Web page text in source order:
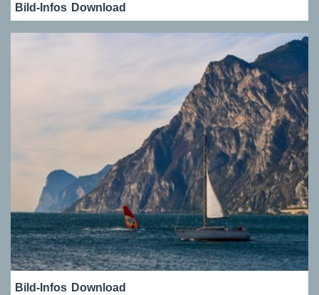
Bild-Infos Download
Bild-Infos Download